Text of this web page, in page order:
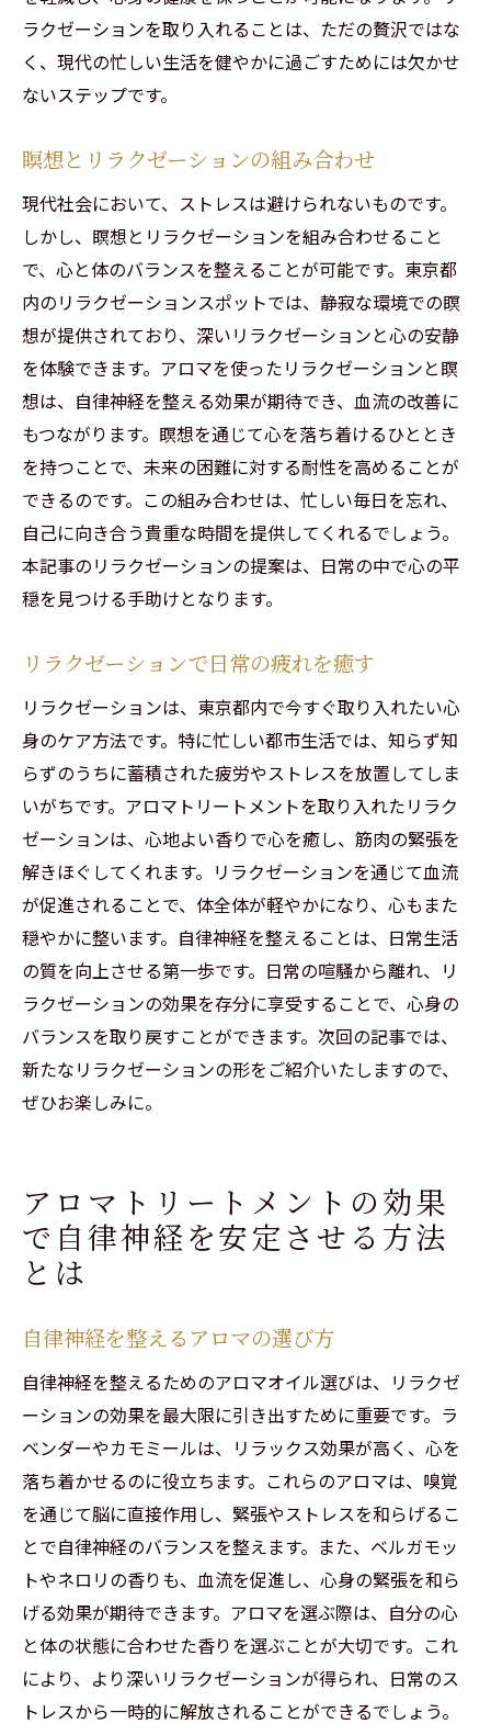
心を癒す新しい視点とアプローチ
ラクゼーションを取り入れることは、ただの贅沢ではな
く、現代の忙しい生活を健やかに過ごすためには欠かせ
ないステップです。
瞑想とリラクゼーションの組み合わせ
現代社会において、ストレスは避けられないものです。
しかし、瞑想とリラクゼーションを組み合わせること
で、心と体のバランスを整えることが可能です。東京都
内のリラクゼーションスポットでは、静寂な環境での瞑
想が提供されており、深いリラクゼーションと心の安静
を体験できます。アロマを使ったリラクゼーションと瞑
想は、自律神経を整える効果が期待でき、血流の改善に
もつながります。瞑想を通じて心を落ち着けるひととき
を持つことで、未来の困難に対する耐性を高めることが
できるのです。この組み合わせは、忙しい毎日を忘れ、
自己に向き合う貴重な時間を提供してくれるでしょう。
本記事のリラクゼーションの提案は、日常の中で心の平
穏を見つける手助けとなります。
リラクゼーションで日常の疲れを癒す
リラクゼーションは、東京都内で今すぐ取り入れたい心
身のケア方法です。特に忙しい都市生活では、知らず知
らずのうちに蓄積された疲労やストレスを放置してしま
いがちです。アロマトリートメントを取り入れたリラク
ゼーションは、心地よい香りで心を癒し、筋肉の緊張を
解きほぐしてくれます。リラクゼーションを通じて血流
が促進されることで、体全体が軽やかになり、心もまた
穏やかに整います。自律神経を整えることは、日常生活
の質を向上させる第一歩です。日常の喧騒から離れ、リ
ラクゼーションの効果を存分に享受することで、心身の
バランスを取り戻すことができます。次回の記事では、
新たなリラクゼーションの形をご紹介いたしますので、
ぜひお楽しみに。
アロマトリートメントの効果
で自律神経を安定させる方法
とは
自律神経を整えるアロマの選び方
自律神経を整えるためのアロマオイル選びは、リラクゼ
ーションの効果を最大限に引き出すために重要です。ラ
ベンダーやカモミールは、リラックス効果が高く、心を
落ち着かせるのに役立ちます。これらのアロマは、嗅覚
を通じて脳に直接作用し、緊張やストレスを和らげるこ
とで自律神経のバランスを整えます。また、ベルガモッ
トやネロリの香りも、血流を促進し、心身の緊張を和ら
げる効果が期待できます。アロマを選ぶ際は、自分の心
と体の状態に合わせた香りを選ぶことが大切です。これ
により、より深いリラクゼーションが得られ、日常のス
トレスから一時的に解放されることができるでしょう。